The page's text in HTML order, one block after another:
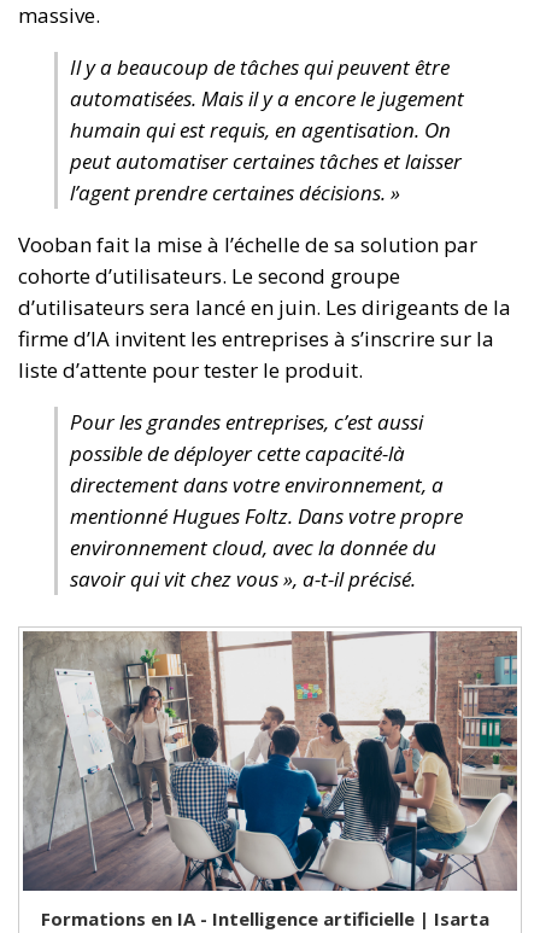
massive.
Il y a beaucoup de tâches qui peuvent être
automatisées. Mais il y a encore le jugement
humain qui est requis, en agentisation. On
peut automatiser certaines tâches et laisser
l’agent prendre certaines décisions. »
Vooban fait la mise à l’échelle de sa solution par
cohorte d’utilisateurs. Le second groupe
d’utilisateurs sera lancé en juin. Les dirigeants de la
firme d’IA invitent les entreprises à s’inscrire sur la
liste d’attente pour tester le produit.
Pour les grandes entreprises, c’est aussi
possible de déployer cette capacité-là
directement dans votre environnement, a
mentionné Hugues Foltz. Dans votre propre
environnement cloud, avec la donnée du
savoir qui vit chez vous », a-t-il précisé.
Formations en IA - Intelligence artificielle | Isarta